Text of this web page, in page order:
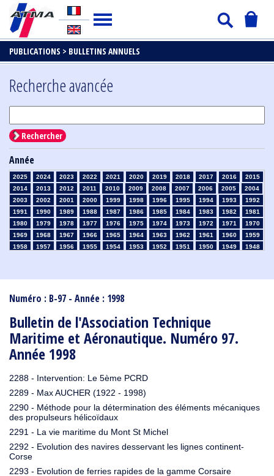
PUBLICATIONS > BULLETINS ANNUELS
Numéro : B-97 - Année : 1998
Bulletin de l'Association Technique
Maritime et Aéronautique. Numéro 97.
Année 1998
2288 - Intervention: Le 5ème PCRD
2289 - Max AUCHER (1922 - 1998)
2290 - Méthode pour la détermination des éléments mécaniques
des propulseurs hélicoïdaux
2291 - La vie maritime du Mont St Michel
2292 - Evolution des navires desservant les lignes continent-
Corse
2293 - Evolution de ferries rapides de la gamme Corsaire
Recherche avancée
Rechercher
Année
2025 2024 2023 2022 2021 2020 2019 2018 2017 2016
2015
2014
2013 2012 2011 2010 2009 2008 2007 2006 2005
2004
2003
2002 2001 2000 1999 1998 1996 1995 1994 1993
1992
1991
1990 1989 1988 1987 1986 1985 1984 1983 1982
1981
1980
1979 1978 1977 1976 1975 1974 1973 1972 1971
1970
1969
1968 1967 1966 1965 1964 1963 1962 1961 1960
1959
1958
1957 1956 1955 1954 1953 1952 1951 1950 1949
1948
1910
1909 1908 1906 1905 1904 1903 1902 1901 1900
1895